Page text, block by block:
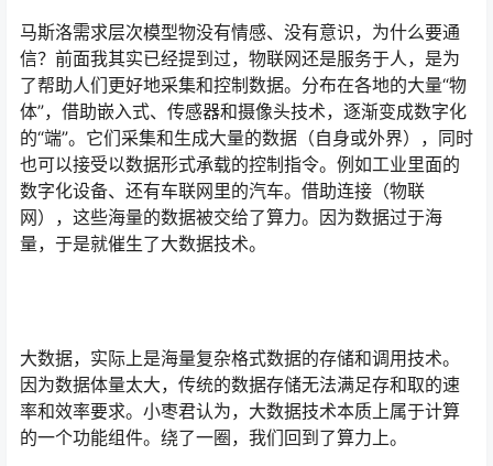
马斯洛需求层次模型物没有情感、没有意识，为什么要通
信？前面我其实已经提到过，物联网还是服务于人，是为
了帮助人们更好地采集和控制数据。分布在各地的大量“物
体”，借助嵌入式、传感器和摄像头技术，逐渐变成数字化
的“端”。它们采集和生成大量的数据（自身或外界），同时
也可以接受以数据形式承载的控制指令。例如工业里面的
数字化设备、还有车联网里的汽车。借助连接（物联
网），这些海量的数据被交给了算力。因为数据过于海
量，于是就催生了大数据技术。
大数据，实际上是海量复杂格式数据的存储和调用技术。
因为数据体量太大，传统的数据存储无法满足存和取的速
率和效率要求。小枣君认为，大数据技术本质上属于计算
的一个功能组件。绕了一圈，我们回到了算力上。